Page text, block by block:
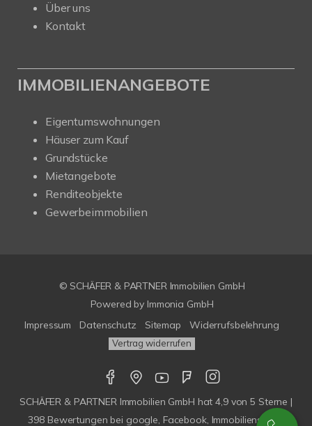
Über uns
Kontakt
IMMOBILIENANGEBOTE
Eigentumswohnungen
Häuser zum Kauf
Grundstücke
Mietangebote
Renditeobjekte
Gewerbeimmobilien
© SCHÄFER & PARTNER Immobilien GmbH
Powered by Immonia GmbH
Impressum
Datenschutz Sitemap Widerrufsbelehrung
Vertrag widerrufen
SCHÄFER & PARTNER Immobilien GmbH hat4,9von5 Sterne |
398 Bewertungen bei google, Facebook, Immobilienscout,